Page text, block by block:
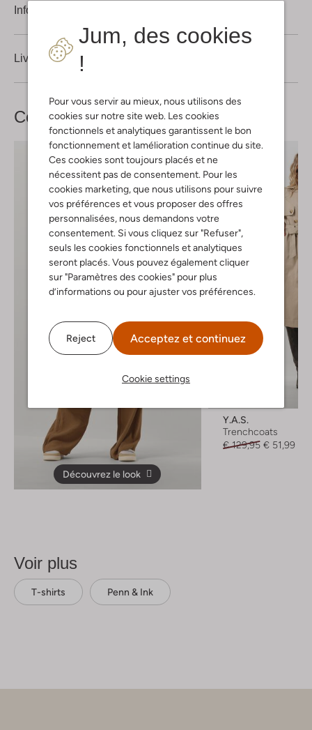
Jum, des cookies
!
Pour vous servir au mieux, nous utilisons des
cookies sur notre site web. Les cookies
fonctionnels et analytiques garantissent le bon
fonctionnement et lamélioration continue du site.
Ces cookies sont toujours placés et ne
nécessitent pas de consentement. Pour les
cookies marketing, que nous utilisons pour suivre
vos préférences et vous proposer des offres
personnalisées, nous demandons votre
consentement. Si vous cliquez sur "Refuser",
seuls les cookies fonctionnels et analytiques
seront placés. Vous pouvez également cliquer
sur "Paramètres des cookies" pour plus
d’informations ou pour ajuster vos préférences.
Reject Acceptez et continuez
Cookie settings
Information produit
Livraison & retours
Complétez votrelook
Découvrez le look
Y.a.s.
Trenchcoats
€ 129,95 € 51,99
Voir plus
T-shirts Penn & Ink